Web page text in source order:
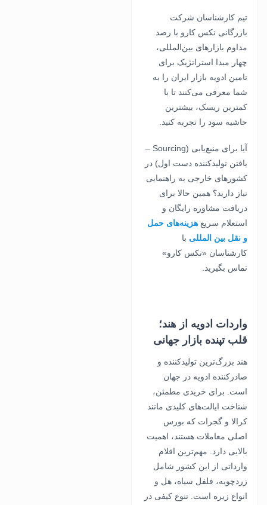
تیم کارشناسان شرکت
بازرگانی نکس کارو با رصد
مداوم بازارهای بین‌المللی،
چهار مبدا استراتژیک برای
تامین ادویه بازار ایران را به
شما معرفی می‌کنند تا با
کمترین ریسک، بیشترین
حاشیه سود را تجربه کنید.
آیا برای منبع‌یابی (Sourcing –
یافتن تولیدکننده دست اول) در
کشورهای خارجی به راهنمایی
نیاز دارید؟ همین حالا برای
دریافت مشاوره رایگان و
استعلام سریعهزینه‌های حمل
و نقل بین المللی با
کارشناسان «نکس کارو»
تماس بگیرید.
واردات ادویه از هند؛
قلب تپنده بازار جهانی
هند بزرگ‌ترین تولیدکننده و
صادرکننده ادویه در جهان
است. برای خریدی مطمئن،
شناخت ایالت‌های کلیدی مانند
کرالا و گجرات که بورس
اصلی معاملات هستند، اهمیت
بالایی دارد. مهم‌ترین اقلام
وارداتی از این کشور شامل
زردچوبه، فلفل سیاه، هل و
انواع زیره است. تنوع کیفی در